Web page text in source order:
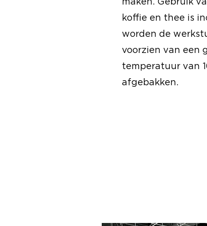
maken. Gebruik
koffie en thee is
worden de
voorzien van een
temperatuur van
afgebakken.